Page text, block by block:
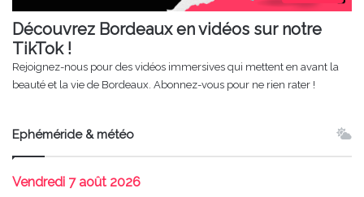
Découvrez Bordeaux en vidéos sur notre
TikTok !
Rejoignez-nous pour des vidéos immersives qui mettent en avant la
beauté et la vie de Bordeaux. Abonnez-vous pour ne rien rater !
Ephéméride & météo
Vendredi 7 août 2026